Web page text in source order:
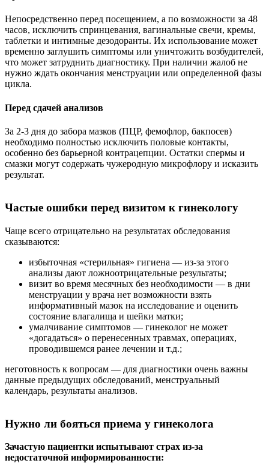
Непосредственно перед посещением, а по возможности за 48
часов, исключить спринцевания, вагинальные свечи, кремы,
таблетки и интимные дезодоранты. Их использование может
временно заглушить симптомы или уничтожить возбудителей,
что может затруднить диагностику. При наличии жалоб не
нужно ждать окончания менструации или определенной фазы
цикла.
Перед сдачей анализов
За 2-3 дня до забора мазков (ПЦР, фемофлор, бакпосев)
необходимо полностью исключить половые контакты,
особенно без барьерной контрацепции. Остатки спермы и
смазки могут содержать чужеродную микрофлору и исказить
результат.
Частые ошибки перед визитом к гинекологу
Чаще всего отрицательно на результатах обследования
сказываются:
избыточная «стерильная» гигиена — из-за этого
анализы дают ложноотрицательные результаты;
визит во время месячных без необходимости — в дни
менструации у врача нет возможности взять
информативный мазок на исследование и оценить
состояние влагалища и шейки матки;
умалчивание симптомов — гинеколог не может
«догадаться» о перенесенных травмах, операциях,
проводившемся ранее лечении и т.д.;
неготовность к вопросам — для диагностики очень важны
данные предыдущих обследований, менструальный
календарь, результаты анализов.
Нужно ли бояться приема у гинеколога
Зачастую пациентки испытывают страх из-за
недостаточной информированности: